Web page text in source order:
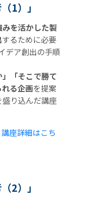
1）」
を活かした製
するために必要
デア創出の手順
」「そこで勝て
る企画を提案
り込んだ講座
講座詳細はこち
2）」